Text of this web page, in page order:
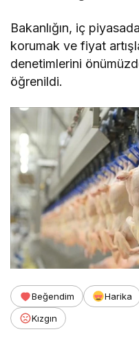
Bakanlığın, iç
korumak ve fiyat
denetimlerini
öğrenildi.
Beğendim Harika
Kızgın